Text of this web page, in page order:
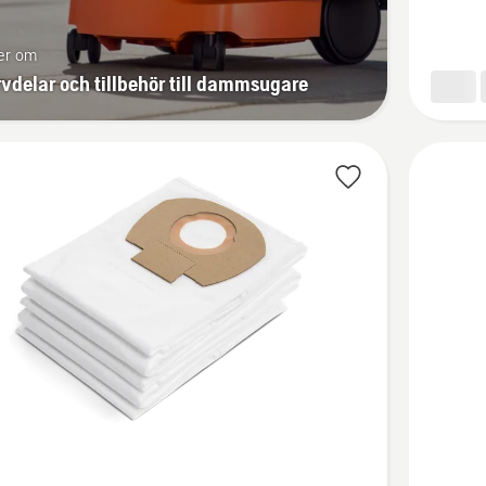
om
och tillbehör till dammsugare